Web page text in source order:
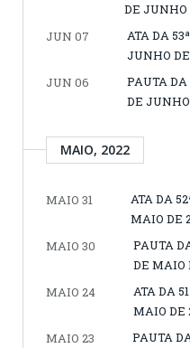
DE JUNHO
JUN 07
ATA DA
JUNHO
JUN 06
PAUTA DA
DE
MAIO, 2022
MAIO 31
ATA DA
MAIO DE
MAIO 30
PAUTA
DE MAIO
MAIO 24
ATA DA
MAIO DE
MAIO 23
PAUTA